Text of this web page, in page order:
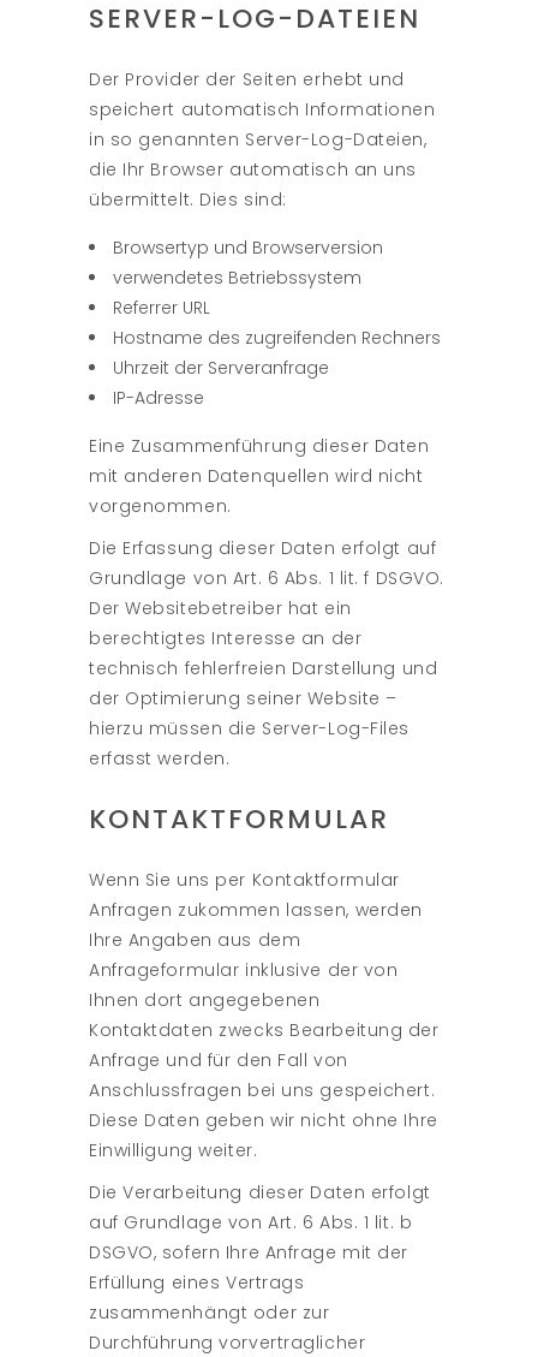
SERVER-LOG-DATEIEN
Der Provider der Seiten erhebt und
speichert automatisch Informationen
in so genannten Server-Log-Dateien,
die Ihr Browser automatisch an uns
übermittelt. Dies sind:
Browsertyp und Browserversion
verwendetes Betriebssystem
Referrer URL
Hostname des zugreifenden Rechners
Uhrzeit der Serveranfrage
IP-Adresse
Eine Zusammenführung dieser Daten
mit anderen Datenquellen wird nicht
vorgenommen.
Die Erfassung dieser Daten erfolgt auf
Grundlage von Art. 6 Abs. 1 lit. f DSGVO.
Der Websitebetreiber hat ein
berechtigtes Interesse an der
technisch fehlerfreien Darstellung und
der Optimierung seiner Website –
hierzu müssen die Server-Log-Files
erfasst werden.
KONTAKTFORMULAR
Wenn Sie uns per Kontaktformular
Anfragen zukommen lassen, werden
Ihre Angaben aus dem
Anfrageformular inklusive der von
Ihnen dort angegebenen
Kontaktdaten zwecks Bearbeitung der
Anfrage und für den Fall von
Anschlussfragen bei uns gespeichert.
Diese Daten geben wir nicht ohne Ihre
Einwilligung weiter.
Die Verarbeitung dieser Daten erfolgt
auf Grundlage von Art. 6 Abs. 1 lit. b
DSGVO, sofern Ihre Anfrage mit der
Erfüllung eines Vertrags
zusammenhängt oder zur
Durchführung vorvertraglicher